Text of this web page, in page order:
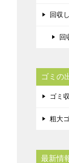
回収
回
ゴミの
ゴミ
粗大
最新情